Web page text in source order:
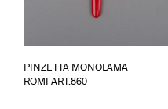
PINZETTA MONOLAMA
ROMI ART.860